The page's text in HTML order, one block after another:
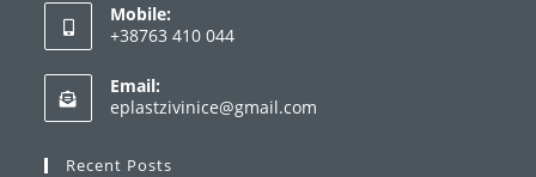
in
your
application
Mobile:
+38763 410 044
in
your
Email:
eplastzivinice@gmail.com
Recent Posts